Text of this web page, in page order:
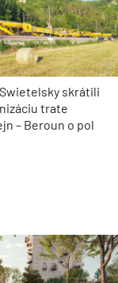
skrátili
trate
– Beroun o pol